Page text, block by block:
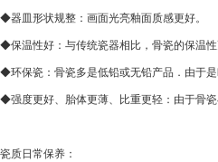
◆器皿形状规整：画面光亮釉面质感更好。
◆保温性好：与传统瓷器相比，骨瓷的保温性
◆环保瓷：骨瓷多是低铅或无铅产品．由于
◆强度更好、胎体更薄、比重更轻：由于骨
瓷质日常保养：